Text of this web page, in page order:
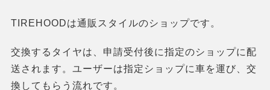
TIREHOODは通販スタイルのショップです。
交換するタイヤは、申請受付後に指定のショップに配
送されます。ユーザーは指定ショップに車を運び、交
換してもらう流れです。